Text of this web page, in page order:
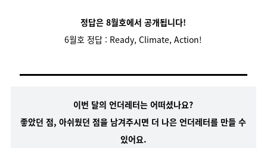
정답은 8월호에서 공개됩니다!
6월호 정답 : Ready, Climate, Action!
이번 달의 언더레터는 어떠셨나요?
좋았던 점, 아쉬웠던 점을 남겨주시면 더 나은 언더레터를 만들 수
있어요.